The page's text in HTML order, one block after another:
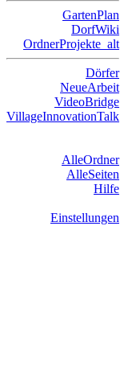
GartenPlan
DorfWiki
OrdnerProjekte_alt
Dörfer
NeueArbeit
VideoBridge
VillageInnovationTalk
AlleOrdner
AlleSeiten
Hilfe
Einstellungen